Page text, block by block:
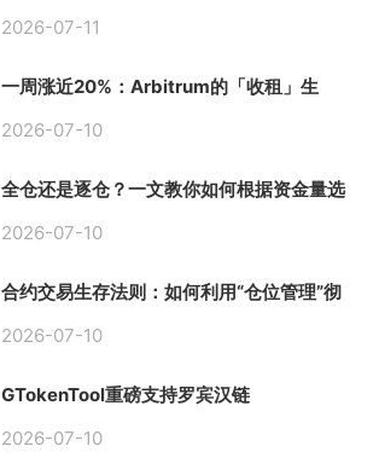
2026-07-11
一周涨近20%：Arbitrum的「收租」生
2026-07-10
全仓还是逐仓？一文教你如何根据资金量选
2026-07-10
合约交易生存法则：如何利用“仓位管理”彻
2026-07-10
GTokenTool重磅支持罗宾汉链
2026-07-10